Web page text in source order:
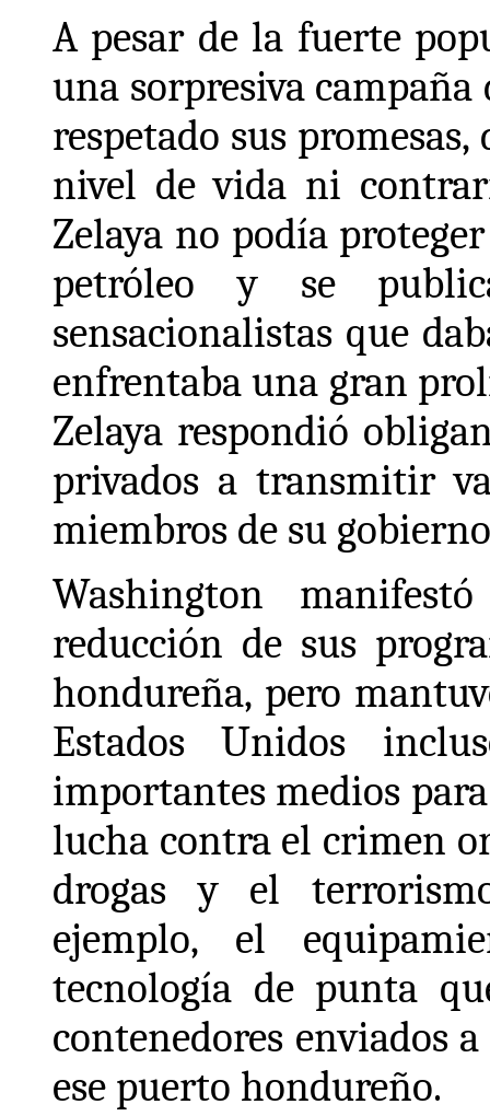
A pesar de la fuerte
una sorpresiva
respetado sus
nivel de vida ni
Zelaya no podía
petróleo y se
sensacionalistas que
enfrentaba una gran
Zelaya respondió
privados a transmitir
miembros de su
Washington
reducción de sus
hondureña, pero
Estados Unidos
importantes medios
lucha contra el crimen
drogas y el
ejemplo, el
tecnología de punta
contenedores enviados
ese puerto hondureño.